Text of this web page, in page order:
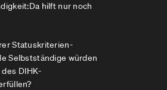
hilft nur noch
Statuskriterien-
Selbstständige würden
DIHK-